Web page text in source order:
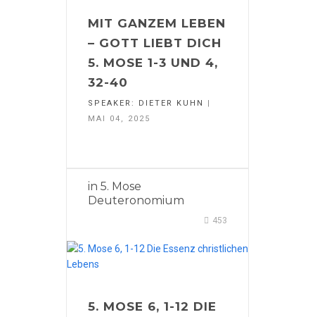
MIT GANZEM LEBEN
– GOTT LIEBT DICH
5. MOSE 1-3 UND 4,
32-40
SPEAKER: DIETER KUHN
MAI 04, 2025
in 5. Mose
Deuteronomium
453
5. MOSE 6, 1-12 DIE